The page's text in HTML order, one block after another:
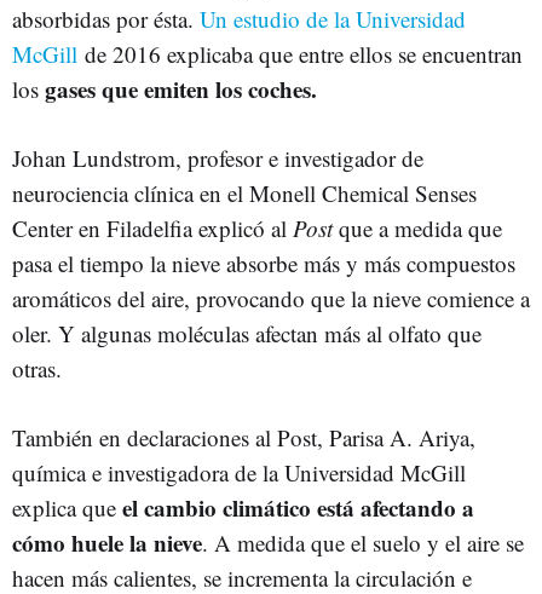
absorbidas por ésta. Un estudio de la Universidad
McGill de 2016 explicaba que entre ellos se encuentran
los gases que emiten los coches.
Johan Lundstrom, profesor e investigador de
neurociencia clínica en el Monell Chemical Senses
Center en Filadelfia explicó al Postque a medida que
pasa el tiempo la nieve absorbe más y más compuestos
aromáticos del aire, provocando que la nieve comience a
oler. Y algunas moléculas afectan más al olfato que
otras.
También en declaraciones al Post, Parisa A. Ariya,
química e investigadora de la Universidad McGill
explica que el cambio climático está afectando a
cómo huele la nieve. A medida que el suelo y el aire se
hacen más calientes, se incrementa la circulación e